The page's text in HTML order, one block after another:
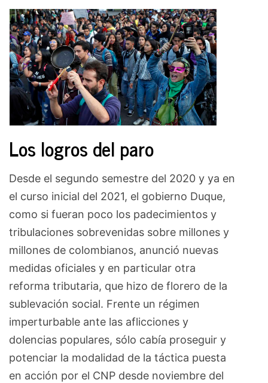
Los logros del paro
Desde el segundo semestre del 2020 y ya en
el curso inicial del 2021, el gobierno Duque,
como si fueran poco los padecimientos y
tribulaciones sobrevenidas sobre millones y
millones de colombianos, anunció nuevas
medidas oficiales y en particular otra
reforma tributaria, que hizo de florero de la
sublevación social. Frente un régimen
imperturbable ante las aflicciones y
dolencias populares, sólo cabía proseguir y
potenciar la modalidad de la táctica puesta
en acción por el CNP desde noviembre del